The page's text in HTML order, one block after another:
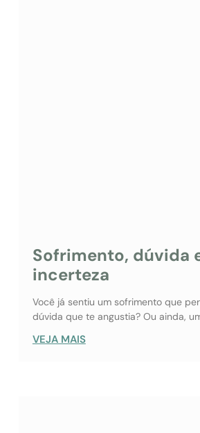
Sofrimento, dúvida
incerteza
Você já sentiu um sofrimento que
dúvida que te angustia? Ou ainda,
VEJA MAIS